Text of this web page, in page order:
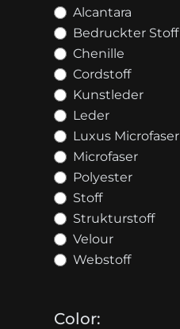
Alcantara
Bedruckter Stoff
Chenille
Cordstoff
Kunstleder
Leder
Luxus Microfaser
Microfaser
Polyester
Stoff
Strukturstoff
Velour
Webstoff
Color: